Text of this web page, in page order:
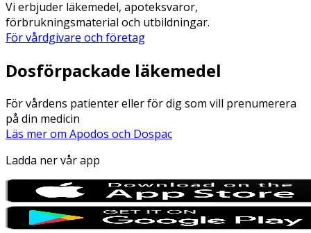
Vi erbjuder läkemedel, apoteksvaror,
förbrukningsmaterial och utbildningar.
För vårdgivare och företag
Dosförpackade läkemedel
För vårdens patienter eller för dig som vill prenumerera
på din medicin
Läs mer om Apodos och Dospac
Ladda ner vår app